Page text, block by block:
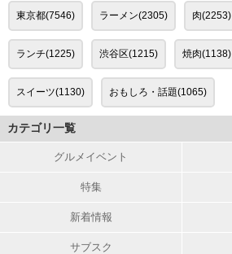
東京都(7546) ラーメン(2305) 肉(2253)
ランチ(1225) 渋谷区(1215) 焼肉(1138)
スイーツ(1130) おもしろ・話題(1065)
カテゴリ一覧
グルメイベント
特集
新着情報
サブスク